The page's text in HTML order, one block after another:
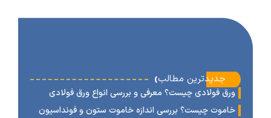
‹جدیدترین مطالب
فولادی چیست؟ معرفی و بررسی انواع ورق فولادی
چیست؟ بررسی اندازه خاموت ستون و فونداسیون